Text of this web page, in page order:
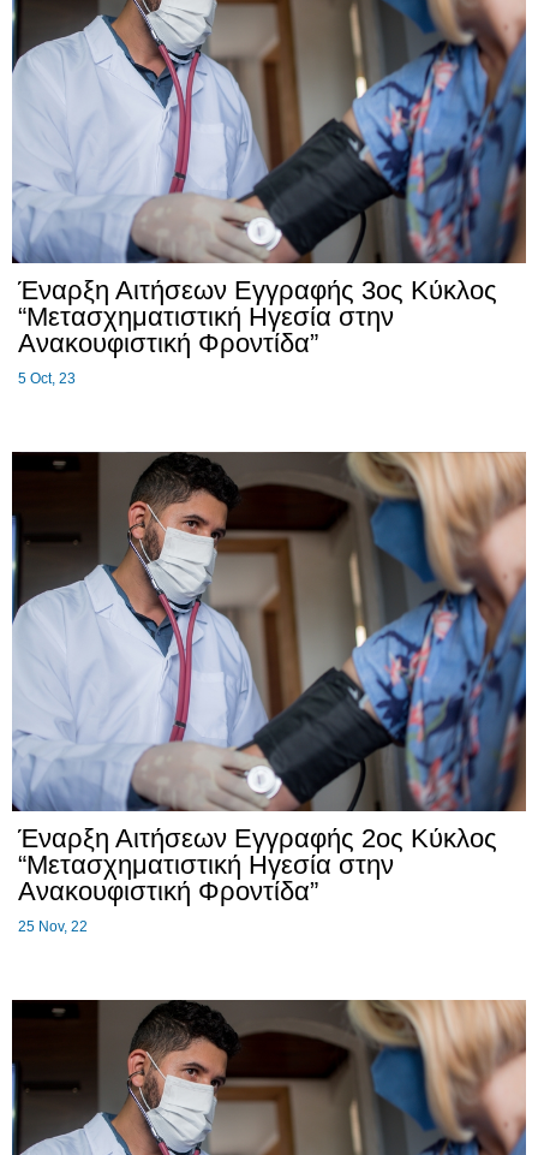
Έναρξη Αιτήσεων Εγγραφής 3ος Κύκλος
“Μετασχηματιστική Ηγεσία στην
Ανακουφιστική Φροντίδα”
5 Oct, 23
Έναρξη Αιτήσεων Εγγραφής 2ος Κύκλος
“Μετασχηματιστική Ηγεσία στην
Ανακουφιστική Φροντίδα”
25 Nov, 22